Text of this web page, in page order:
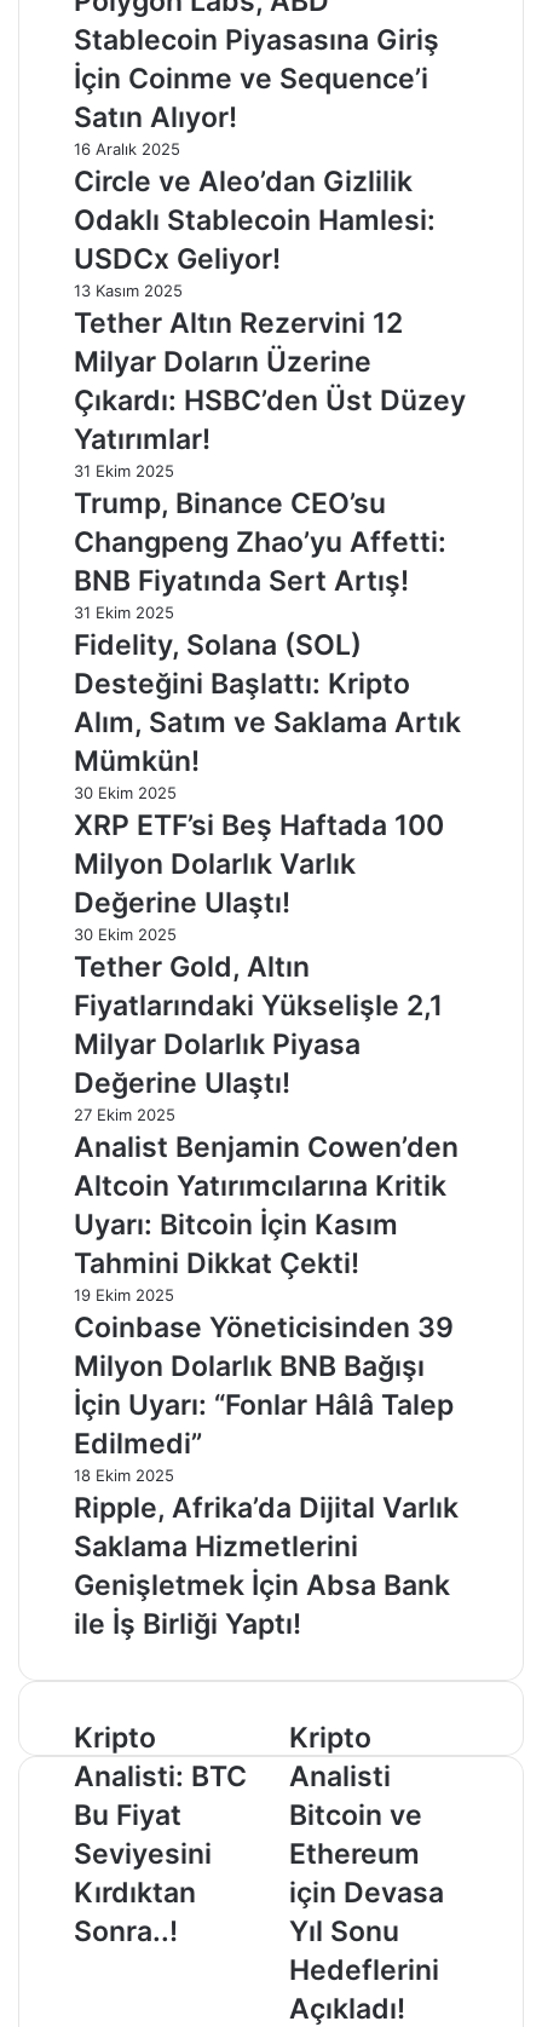
Stablecoin Piyasasına Giriş
İçin Coinme ve Sequence’i
Satın Alıyor!
16 Aralık 2025
Circle ve Aleo’dan Gizlilik
Odaklı Stablecoin Hamlesi:
USDCx Geliyor!
13 Kasım 2025
Tether Altın Rezervini 12
Milyar Doların Üzerine
Çıkardı: HSBC’den Üst Düzey
Yatırımlar!
31 Ekim 2025
Trump, Binance CEO’su
Changpeng Zhao’yu Affetti:
BNB Fiyatında Sert Artış!
31 Ekim 2025
Fidelity, Solana (SOL)
Desteğini Başlattı: Kripto
Alım, Satım ve Saklama Artık
Mümkün!
30 Ekim 2025
XRP ETF’si Beş Haftada 100
Milyon Dolarlık Varlık
Değerine Ulaştı!
30 Ekim 2025
Tether Gold, Altın
Fiyatlarındaki Yükselişle 2,1
Milyar Dolarlık Piyasa
Değerine Ulaştı!
27 Ekim 2025
Analist Benjamin Cowen’den
Altcoin Yatırımcılarına Kritik
Uyarı: Bitcoin İçin Kasım
Tahmini Dikkat Çekti!
19 Ekim 2025
Coinbase Yöneticisinden 39
Milyon Dolarlık BNB Bağışı
İçin Uyarı: “Fonlar Hâlâ Talep
Edilmedi”
18 Ekim 2025
Ripple, Afrika’da Dijital Varlık
Saklama Hizmetlerini
Genişletmek İçin Absa Bank
ile İş Birliği Yaptı!
Kripto
Analisti:
BTC
Bu
Fiyat
Seviyesini
Kırdıktan
Sonra..!
Kripto
Analisti: BTC
Bu Fiyat
Seviyesini
Kırdıktan
Sonra..!
Kripto
Analisti
Bitcoin
ve
Ethereum
için
Devasa
Yıl
Sonu
Hedeflerini
Açıkladı!
Kripto
Analisti
Bitcoin ve
Ethereum
için Devasa
Yıl Sonu
Hedeflerini
Açıkladı!